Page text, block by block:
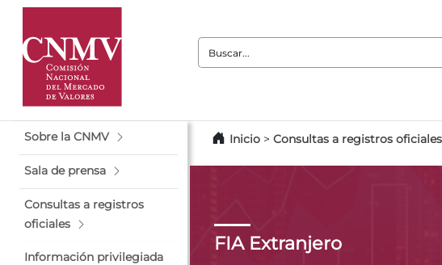
Buscar:
Sobre la CNMV
Sala de prensa
Consultas a registros
oficiales
Información privilegiada
Inicio > Consultas a registros oficiales
FIA Extranjero